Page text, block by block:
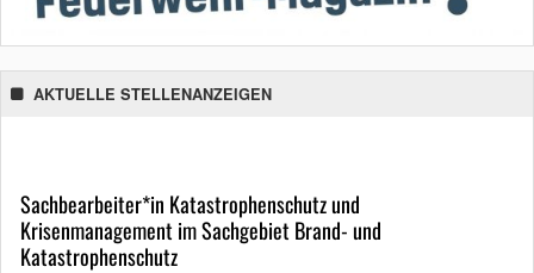
AKTUELLE STELLENANZEIGEN
Sachbearbeiter*in Katastrophenschutz und
Krisenmanagement im Sachgebiet Brand- und
Katastrophenschutz